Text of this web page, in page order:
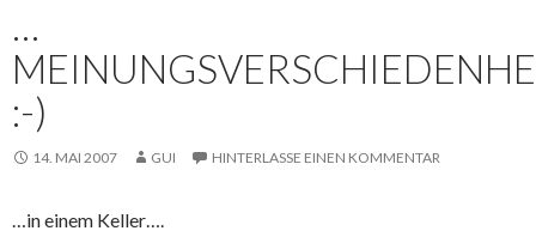
…
:-)
14. MAI 2007 GUI HINTERLASSE EINEN KOMMENTAR
…in einem Keller….